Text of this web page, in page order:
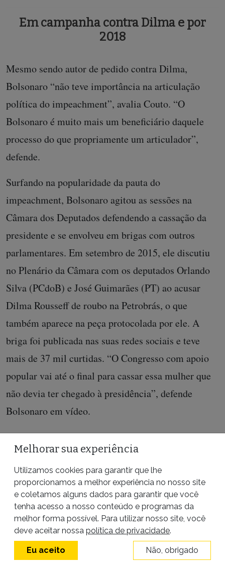
Em campanha contra Dilma e por
2018
Mesmo sendo autor de pedido contra Dilma,
Bolsonaro “não teve importância na articulação
política do impeachment”, avalia Couto. “O
Bolsonaro é muito mais um beneficiário daquele
processo do que propriamente um articulador”,
defende.
Surfando na popularidade da pauta do
impeachment, Bolsonaro agitou as sessões na
Câmara dos Deputados defendendo a cassação da
presidente e se envolveu em brigas com outros
parlamentares. Em setembro de 2015, ele discutiu
no Plenário da Câmara com os deputados Orlando
Silva (PCdoB) e José Guimarães (PT) ao acusar
Dilma Rousseff de roubo na Petrobrás, o que
também aparece na peça protocolada por ele. A
briga foi publicada nas suas redes sociais e teve
mais de 37 mil curtidas. “O Congresso com apoio
popular vai até o final para cassar essa mulher que
não devia ter chegado à presidência”, defende
Bolsonaro em vídeo.
Deixando de lado o seu próprio pedido, o então
deputado fez campanha para outras denúncias que
pediam pela cassação da presidente. Em 27 de
maio, ele e o filho Eduardo Bolsonaro, também
deputado federal, acompanharam a assinatura do
pedido de impeachment protocolado pelo
Movimento Brasil Livre (MBL), um dos principais
articuladores da campanha pelo impedimento da
Melhorar sua experiência
Utilizamos cookies para garantir que lhe
proporcionamos a melhor experiência no nosso site
e coletamos alguns dados para garantir que você
tenha acesso a nosso conteúdo e programas da
melhor forma possível. Para utilizar nosso site, você
deve aceitar nossa política de privacidade.
Eu aceito Não, obrigado